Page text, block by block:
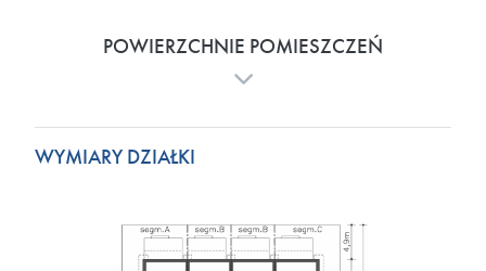
POWIERZCHNIE POMIESZCZEŃ
WYMIARY DZIAŁKI